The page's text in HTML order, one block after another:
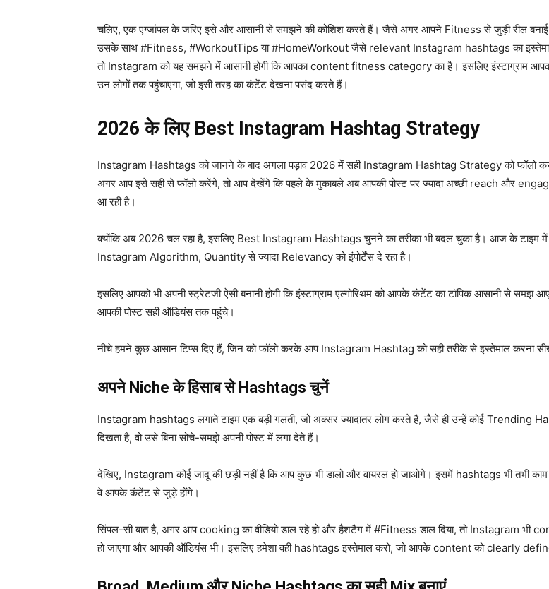
चलिए, एक एग्जांपल के जरिए इसे और आसानी से समझने की कोशिश करते हैं। जैसे अगर आपने Fitness से जुड़ी रील
उसके साथ #Fitness, #WorkoutTips या #HomeWorkout जैसे relevant Instagram hashtags का
तो Instagram को यह समझने में आसानी होगी कि आपका content fitness category का है। इसलिए इंस्टाग्राम
उन लोगों तक पहुंचाएगा, जो इसी तरह का कंटेंट देखना पसंद करते हैं।
2026 के लिए Best Instagram Hashtag Strategy
Instagram Hashtags को जानने के बाद अगला पड़ाव 2026 में सही Instagram Hashtag Strategy को फॉलो
अगर आप इसे सही से फॉलो करेंगे, तो आप देखेंगे कि पहले के मुकाबले अब आपकी पोस्ट पर ज्यादा अच्छी reach और
आ रही है।
क्योंकि अब 2026 चल रहा है, इसलिए Best Instagram Hashtags चुनने का तरीका भी बदल चुका है। आज के टाइम में
Instagram Algorithm, Quantity से ज्यादा Relevancy को इंपोर्टेंस दे रहा है।
इसलिए आपको भी अपनी स्ट्रेटजी ऐसी बनानी होगी कि इंस्टाग्राम एल्गोरिथम को आपके कंटेंट का टॉपिक आसानी से समझ
आपकी पोस्ट सही ऑडियंस तक पहुंचे।
नीचे हमने कुछ आसान टिप्स दिए हैं, जिन को फॉलो करके आप Instagram Hashtag को सही तरीके से इस्तेमाल करना
अपने Niche के हिसाब से Hashtags चुनें
Instagram hashtags लगाते टाइम एक बड़ी गलती, जो अक्सर ज्यादातर लोग करते हैं, जैसे ही उन्हें कोई Trending
दिखता है, वो उसे बिना सोचे-समझे अपनी पोस्ट में लगा देते हैं।
देखिए, Instagram कोई जादू की छड़ी नहीं है कि आप कुछ भी डालो और वायरल हो जाओगे। इसमें hashtags भी तभी
वे आपके कंटेंट से जुड़े होंगे।
सिंपल-सी बात है, अगर आप cooking का वीडियो डाल रहे हो और हैशटैग में #Fitness डाल दिया, तो Instagram भी
हो जाएगा और आपकी ऑडियंस भी। इसलिए हमेशा वही hashtags इस्तेमाल करो, जो आपके content को clearly